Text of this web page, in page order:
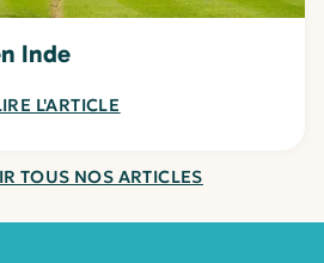
Inde
L'ARTICLE
TOUS NOS ARTICLES